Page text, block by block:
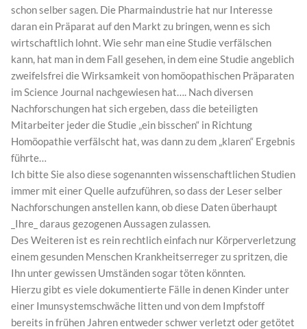
schon selber sagen. Die Pharmaindustrie hat nur Interesse
daran ein Präparat auf den Markt zu bringen, wenn es sich
wirtschaftlich lohnt. Wie sehr man eine Studie verfälschen
kann, hat man in dem Fall gesehen, in dem eine Studie angeblich
zweifelsfrei die Wirksamkeit von homöopathischen Präparaten
im Science Journal nachgewiesen hat…. Nach diversen
Nachforschungen hat sich ergeben, dass die beteiligten
Mitarbeiter jeder die Studie „ein bisschen“ in Richtung
Homöopathie verfälscht hat, was dann zu dem „klaren“ Ergebnis
führte…
Ich bitte Sie also diese sogenannten wissenschaftlichen Studien
immer mit einer Quelle aufzuführen, so dass der Leser selber
Nachforschungen anstellen kann, ob diese Daten überhaupt
_Ihre_ daraus gezogenen Aussagen zulassen.
Des Weiteren ist es rein rechtlich einfach nur Körperverletzung
einem gesunden Menschen Krankheitserreger zu spritzen, die
Ihn unter gewissen Umständen sogar töten könnten.
Hierzu gibt es viele dokumentierte Fälle in denen Kinder unter
einer Imunsystemschwäche litten und von dem Impfstoff
bereits in frühen Jahren entweder schwer verletzt oder getötet